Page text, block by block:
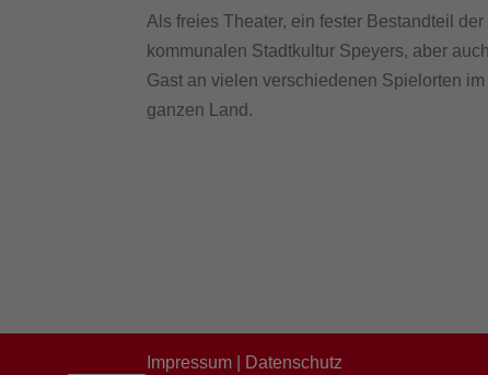
Als freies Theater, ein fester Bestandteil der
kommunalen Stadtkultur Speyers, aber auch
Gast an vielen verschiedenen Spielorten im
ganzen Land.
Impressum Datenschutz